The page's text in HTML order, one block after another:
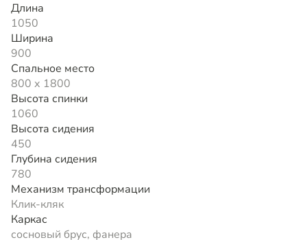
Длина
1050
Ширина
900
Спальное место
800 х 1800
Высота спинки
1060
Высота сидения
450
Глубина сидения
780
Механизм трансформации
Клик-кляк
Каркас
сосновый брус, фанера